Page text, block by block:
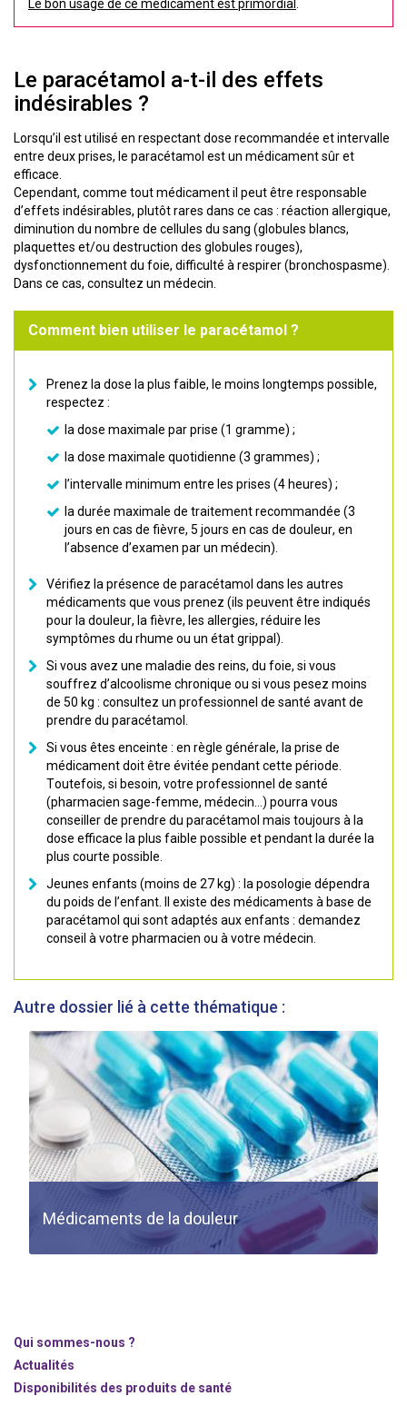
Le bon usage de ce médicament est primordial
Le paracétamol a-t-il des effets
indésirables ?
Lorsqu’il est utilisé en respectant dose recommandée et intervalle
entre deux prises, le paracétamol est un médicament sûr et
efficace.
Cependant, comme tout médicament il peut être responsable
d’effets indésirables, plutôt rares dans ce cas : réaction allergique,
diminution du nombre de cellules du sang (globules blancs,
plaquettes et/ou destruction des globules rouges),
dysfonctionnement du foie, difficulté à respirer (bronchospasme).
Dans ce cas, consultez un médecin.
Comment bien utiliser le paracétamol ?
Prenez la dose la plus faible, le moins longtemps possible,
respectez :
la dose maximale par prise (1 gramme) ;
la dose maximale quotidienne (3 grammes) ;
l’intervalle minimum entre les prises (4 heures) ;
la durée maximale de traitement recommandée (3
jours en cas de fièvre, 5 jours en cas de douleur, en
l’absence d’examen par un médecin).
Vérifiez la présence de paracétamol dans les autres
médicaments que vous prenez (ils peuvent être indiqués
pour la douleur, la fièvre, les allergies, réduire les
symptômes du rhume ou un état grippal).
Si vous avez une maladie des reins, du foie, si vous
souffrez d’alcoolisme chronique ou si vous pesez moins
de 50 kg : consultez un professionnel de santé avant de
prendre du paracétamol.
Si vous êtes enceinte : en règle générale, la prise de
médicament doit être évitée pendant cette période.
Toutefois, si besoin, votre professionnel de santé
(pharmacien sage-femme, médecin…) pourra vous
conseiller de prendre du paracétamol mais toujours à la
dose efficace la plus faible possible et pendant la durée la
plus courte possible.
Jeunes enfants (moins de 27 kg) : la posologie dépendra
du poids de l’enfant. Il existe des médicaments à base de
paracétamol qui sont adaptés aux enfants : demandez
conseil à votre pharmacien ou à votre médecin.
Autre dossier lié à cette thématique :
Médicaments de la douleur
Qui sommes-nous ?
Actualités
Disponibilités des produits de santé